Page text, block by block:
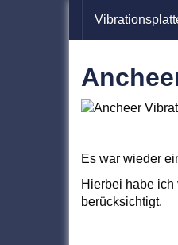
Es war wieder
Hierbei habe
berücksichtigt.